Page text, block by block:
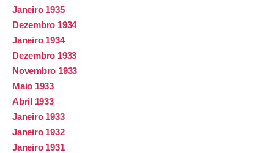
Janeiro 1935
Dezembro 1934
Janeiro 1934
Dezembro 1933
Novembro 1933
Maio 1933
Abril 1933
Janeiro 1933
Janeiro 1932
Janeiro 1931